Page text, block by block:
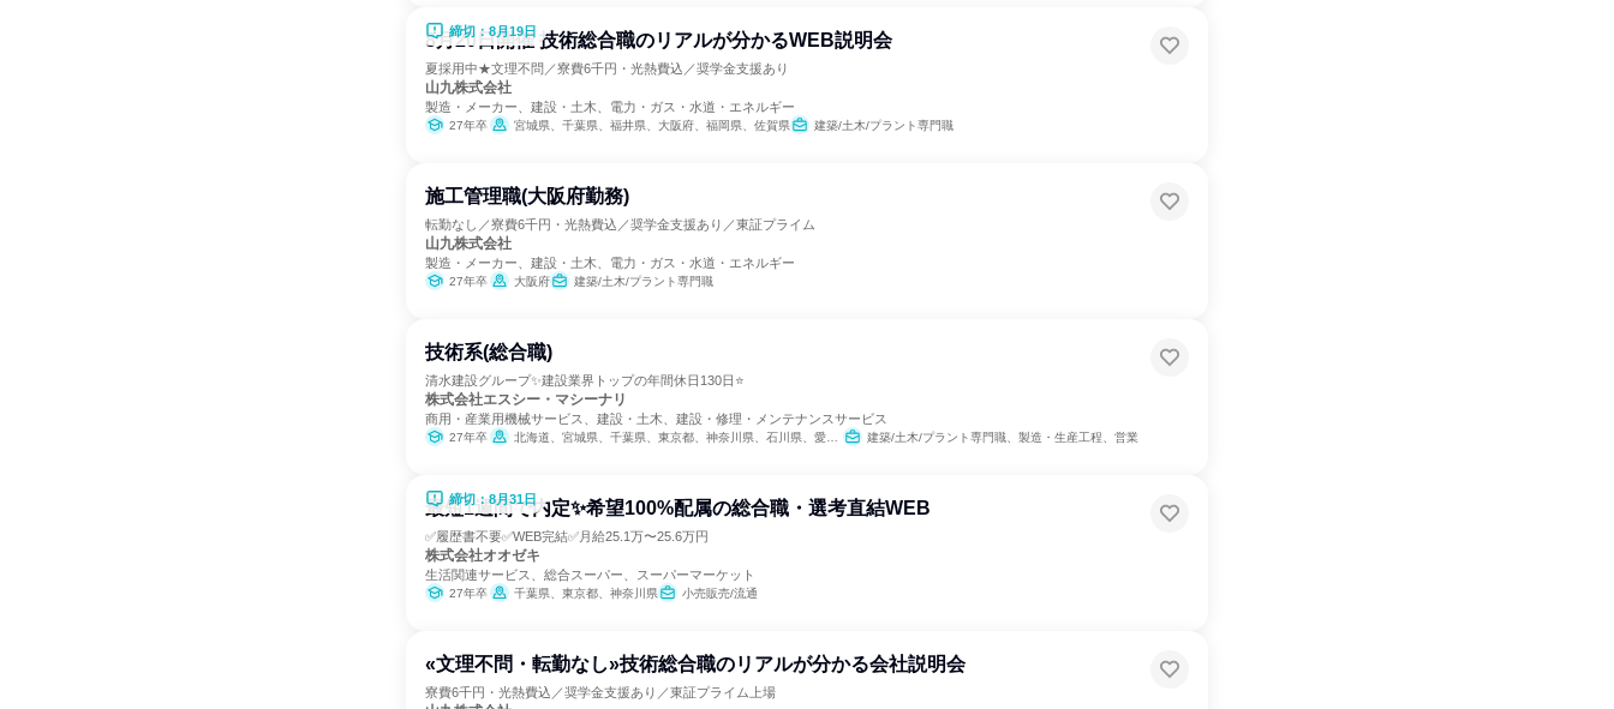
締切：8月19日
8月20日開催 技術総合職のリアルが分かるWEB説明会
夏採用中★文理不問／寮費6千円・光熱費込／奨学金支援あり
山九株式会社
製造・メーカー、建設・土木、電力・ガス・水道・エネルギー
27年卒 宮城県、千葉県、福井県、大阪府、福岡県、佐賀県 建築/土木/プラント専門職
施工管理職(大阪府勤務)
転勤なし／寮費6千円・光熱費込／奨学金支援あり／東証プライム
山九株式会社
製造・メーカー、建設・土木、電力・ガス・水道・エネルギー
27年卒 大阪府 建築/土木/プラント専門職
技術系(総合職)
清水建設グループ✨建設業界トップの年間休日130日⭐
株式会社エスシー・マシーナリ
商用・産業用機械サービス、建設・土木、建設・修理・メンテナンスサービス
27年卒 北海道、宮城県、千葉県、東京都、神奈川県、石川県、愛知県、大阪府、広島県、香川県、福岡県 建築/土木/プラント専門職、製造・生産工程、営業
締切：8月31日
最短1週間で内定✨希望100%配属の総合職・選考直結WEB
✅履歴書不要✅WEB完結✅月給25.1万〜25.6万円
株式会社オオゼキ
生活関連サービス、総合スーパー、スーパーマーケット
27年卒 千葉県、東京都、神奈川県 小売販売/流通
«文理不問・転勤なし»技術総合職のリアルが分かる会社説明会
寮費6千円・光熱費込／奨学金支援あり／東証プライム上場